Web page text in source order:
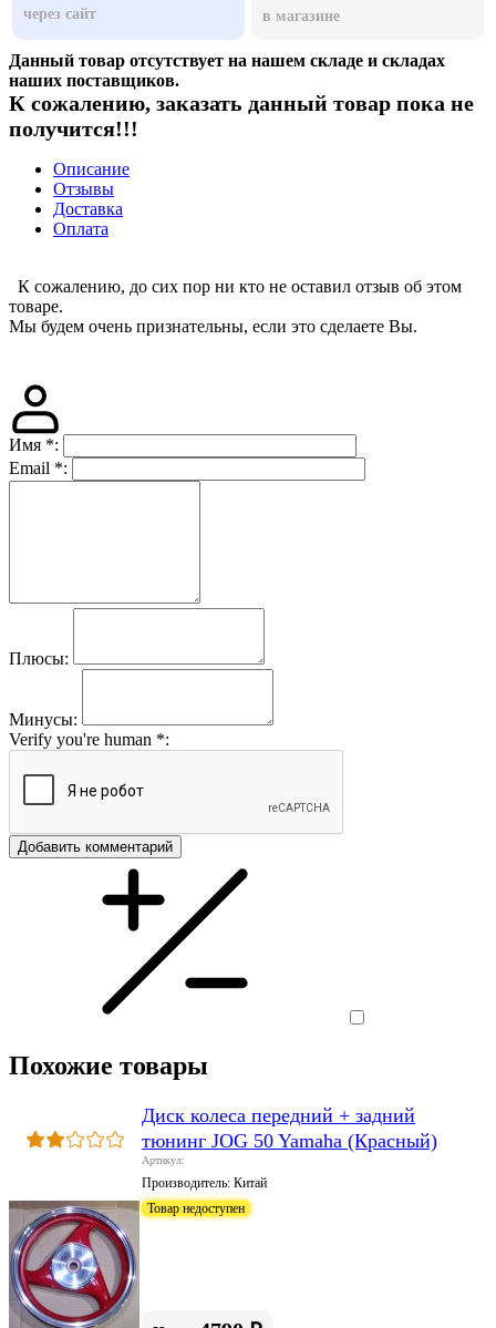
через сайт
в магазине
Данный товар отсутствует на нашем складе и складах
наших поставщиков.
К сожалению, заказать данный товар пока не
получится!!!
Описание
Отзывы
Доставка
Оплата
К сожалению, до сих пор ни кто не оставил отзыв об этом
товаре.
Мы будем очень признательны, если это сделаете Вы.
Имя *:
Email *:
Плюсы:
Минусы:
Verify you're human *:
Добавить комментарий
Похожие товары
Диск колеса передний + задний
тюнинг JOG 50 Yamaha (Красный)
Артикул:
Производитель: Китай
Товар недоступен